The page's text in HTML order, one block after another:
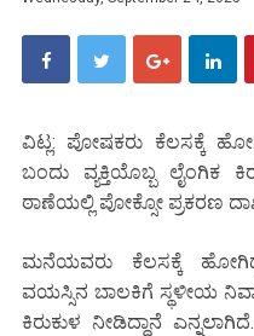
ವಿಟ್ಲ: ಪೋಷಕರು ಕೆಲಸಕ್ಕೆ
ಬಂದು ವ್ಯಕ್ತಿಯೊಬ್ಬ ಲೈಂಗಿಕ
ಠಾಣೆಯಲ್ಲಿ ಪೋಕ್ಸೋ ಪ್ರಕರಣ
ಮನೆಯವರು ಕೆಲಸಕ್ಕೆ
ವಯಸ್ಸಿನ ಬಾಲಕಿಗೆ ಸ್ಥಳೀಯ
ಕಿರುಕುಳ ನೀಡಿದ್ದಾನೆ